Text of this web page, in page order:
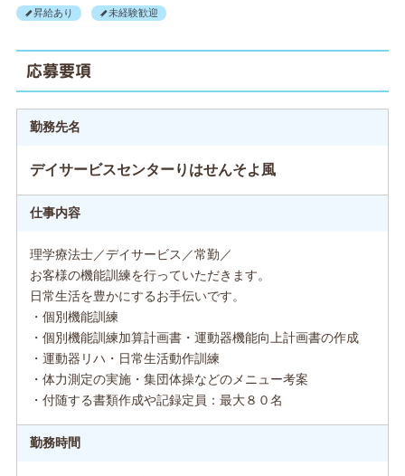
昇給あり 未経験歓迎
応募要項
勤務先名
デイサービスセンターりはせんそよ風
仕事内容
理学療法士／デイサービス／常勤／
お客様の機能訓練を行っていただきます。
日常生活を豊かにするお手伝いです。
・個別機能訓練
・個別機能訓練加算計画書・運動器機能向上計画書の作成
・運動器リハ・日常生活動作訓練
・体力測定の実施・集団体操などのメニュー考案
・付随する書類作成や記録定員：最大８０名
勤務時間